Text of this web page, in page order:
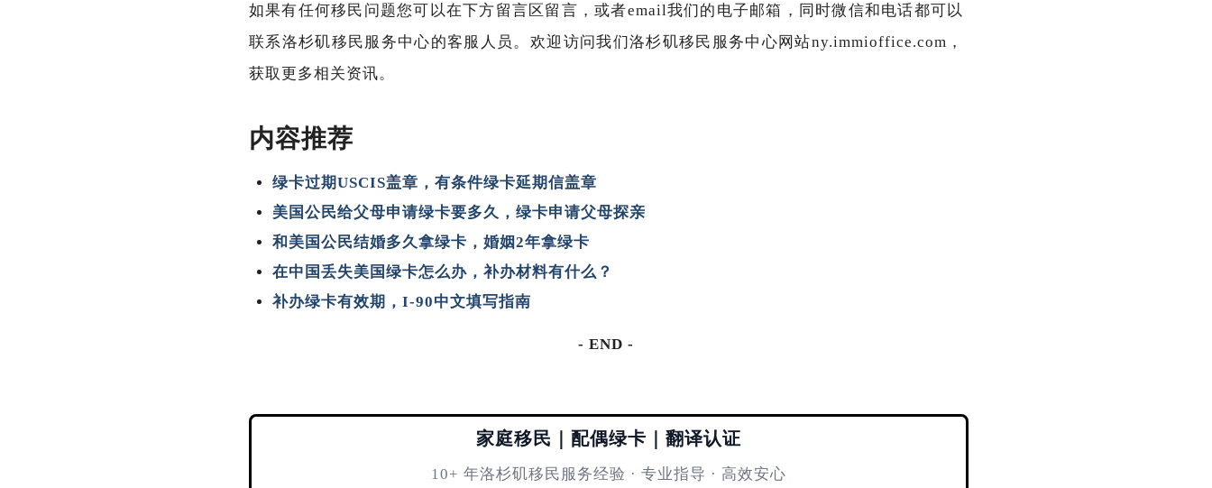
如果有任何移民问题您可以在下方留言区留言，或者email我们的电子邮箱，同时微信和电话都可以
联系洛杉矶移民服务中心的客服人员。欢迎访问我们洛杉矶移民服务中心网站ny.immioffice.com，
获取更多相关资讯。
内容推荐
绿卡过期USCIS盖章，有条件绿卡延期信盖章
美国公民给父母申请绿卡要多久，绿卡申请父母探亲
和美国公民结婚多久拿绿卡，婚姻2年拿绿卡
在中国丢失美国绿卡怎么办，补办材料有什么？
补办绿卡有效期，I-90中文填写指南
- END -
家庭移民｜配偶绿卡｜翻译认证
10+ 年洛杉矶移民服务经验 · 专业指导 · 高效安心